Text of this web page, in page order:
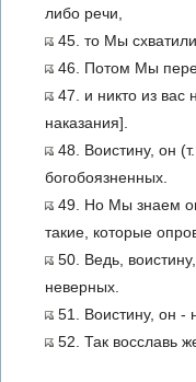
либо речи,
45. то Мы
46. Потом Мы
47. и никто из вас
наказания].
48. Воистину, он
богобоязненных.
49. Но Мы знаем
такие, которые
50. Ведь,
неверных.
51. Воистину, он -
52. Так восславь